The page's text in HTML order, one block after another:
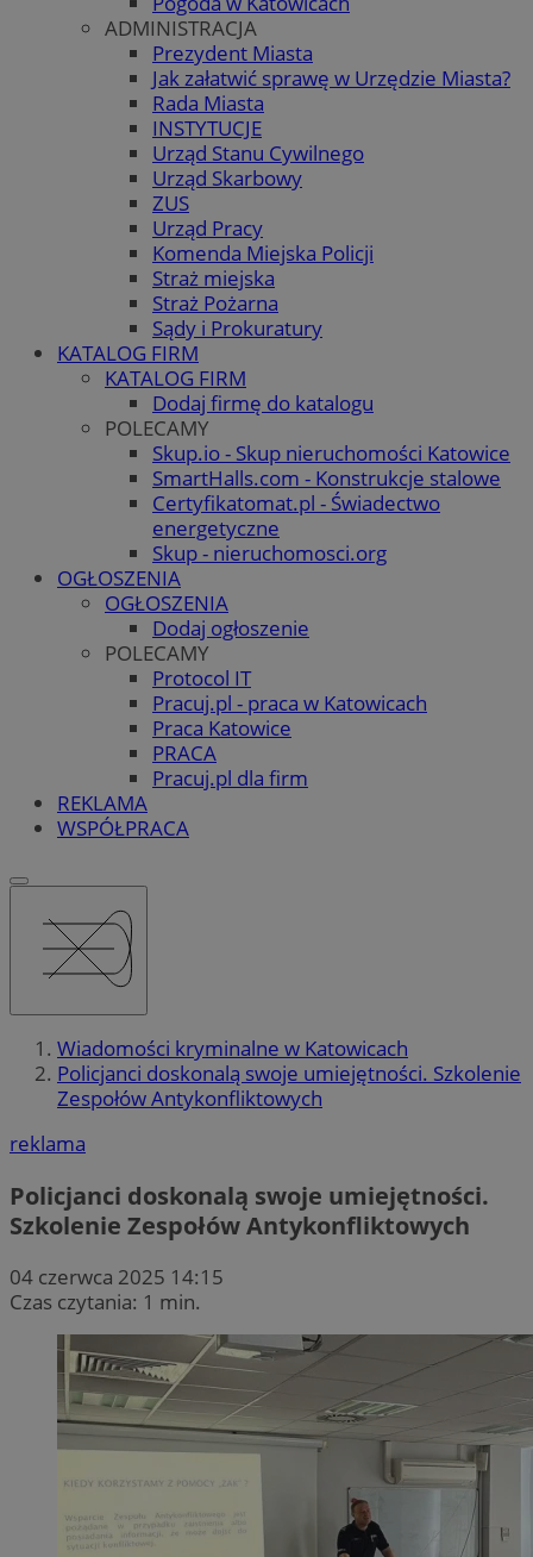
ADMINISTRACJA
Prezydent Miasta
Jak załatwić sprawę w Urzędzie Miasta?
Rada Miasta
INSTYTUCJE
Urząd Stanu Cywilnego
Urząd Skarbowy
ZUS
Urząd Pracy
Komenda Miejska Policji
Straż miejska
Straż Pożarna
Sądy i Prokuratury
KATALOG FIRM
KATALOG FIRM
Dodaj firmę do katalogu
POLECAMY
Skup.io - Skup nieruchomości Katowice
SmartHalls.com - Konstrukcje stalowe
Certyfikatomat.pl - Świadectwo
energetyczne
Skup - nieruchomosci.org
OGŁOSZENIA
OGŁOSZENIA
Dodaj ogłoszenie
POLECAMY
Protocol IT
Pracuj.pl - praca w Katowicach
Praca Katowice
PRACA
Pracuj.pl dla firm
REKLAMA
WSPÓŁPRACA
Wiadomości kryminalne w Katowicach
Policjanci doskonalą swoje umiejętności. Szkolenie
Zespołów Antykonfliktowych
reklama
Policjanci doskonalą swoje umiejętności.
Szkolenie Zespołów Antykonfliktowych
04 czerwca 2025 14:15
Czas czytania: 1 min.